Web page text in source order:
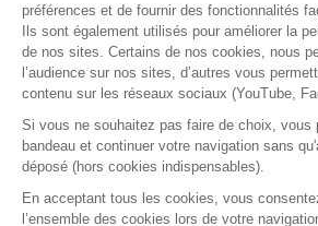
préférences et de fournir des fonctionnalités
Ils sont également utilisés pour améliorer la
de nos sites. Certains de nos cookies, nous
l’audience sur nos sites, d’autres vous
contenu sur les réseaux sociaux (YouTube,
Si vous ne souhaitez pas faire de choix, vous
bandeau et continuer votre navigation sans
déposé (hors cookies indispensables).
En acceptant tous les cookies, vous
l’ensemble des cookies lors de votre
Contact Presse Assistance
Mentions légales
Gestion